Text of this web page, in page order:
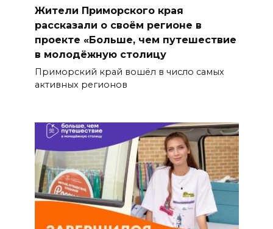
Жители Приморского края
рассказали о своём регионе в
проекте «Больше, чем путешествие
в молодёжную столицу
Приморский край вошёл в число самых
активных регионов